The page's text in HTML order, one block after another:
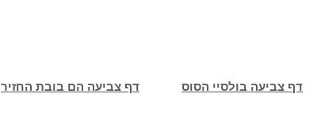
דף צביעה הם בובת החזיר דף צביעה בולסיי הסוס